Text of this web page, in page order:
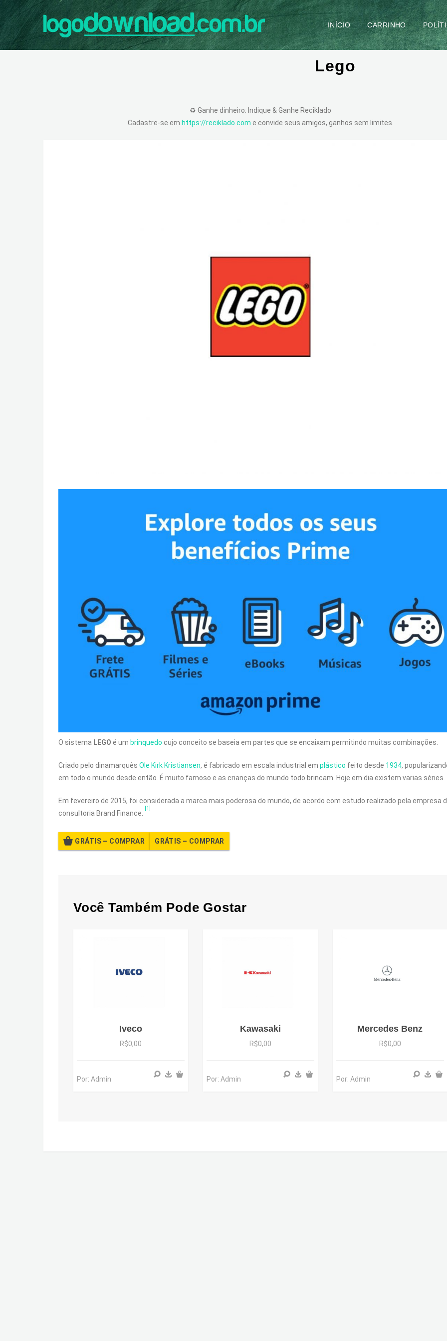
INÍCIO CARRINHO
Lego
♻️ Ganhe dinheiro: Indique & Ganhe Reciklado
Cadastre-se em https://reciklado.com e convide seus amigos, ganhos sem limites.
O sistema LEGO é um brinquedo cujo conceito se baseia em partes que se encaixam permitindo muitas combinações.
Criado pelo dinamarquês Ole Kirk Kristiansen, é fabricado em escala industrial em plástico feito desde 1934,
em todo o mundo desde então. É muito famoso e as crianças do mundo todo brincam. Hoje em dia existem varias séries.
Em fevereiro de 2015, foi considerada a marca mais poderosa do mundo, de acordo com estudo realizado pela empresa
consultoria Brand Finance.
[1]
GRÁTIS – COMPRAR
Você Também Pode Gostar
Iveco
R$0,00
Por: Admin
Kawasaki
R$0,00
Por: Admin
Mercedes Benz
R$0,00
Por: Admin